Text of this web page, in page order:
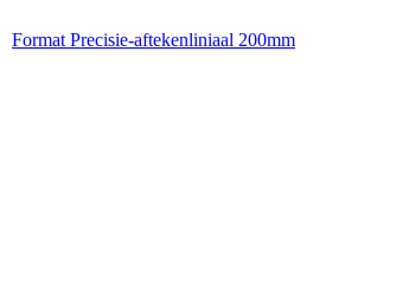
Format Precisie-aftekenliniaal 200mm